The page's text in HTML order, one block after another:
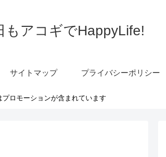
もアコギでHappyLife!
サイトマップ プライバシーポリシー
ロモーションが含まれています